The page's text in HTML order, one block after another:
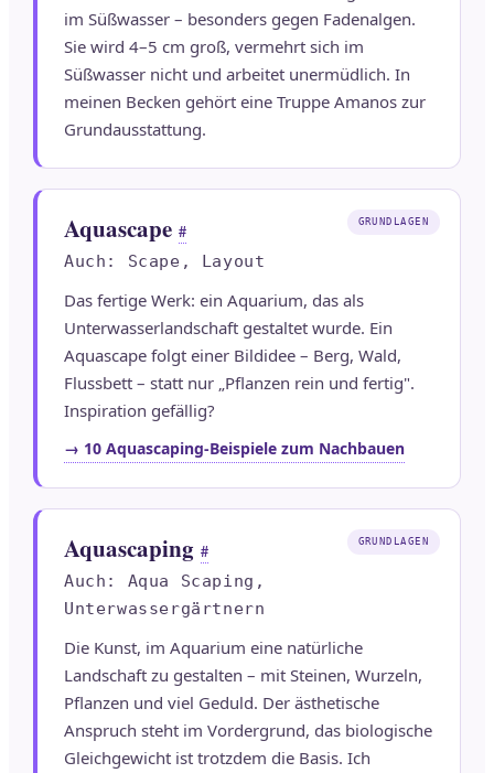
im Süßwasser – besonders gegen Fadenalgen.
Sie wird 4–5 cm groß, vermehrt sich im
Süßwasser nicht und arbeitet unermüdlich. In
meinen Becken gehört eine Truppe Amanos zur
Grundausstattung.
Aquascape #
Auch: Scape, Layout
Das fertige Werk: ein Aquarium, das als
Unterwasserlandschaft gestaltet wurde. Ein
Aquascape folgt einer Bildidee – Berg, Wald,
Flussbett – statt nur „Pflanzen rein und fertig".
Inspiration gefällig?
→ 10 Aquascaping-Beispiele zum Nachbauen
GRUNDLAGEN
Aquascaping #
Auch: Aqua Scaping,
Unterwassergärtnern
Die Kunst, im Aquarium eine natürliche
Landschaft zu gestalten – mit Steinen, Wurzeln,
Pflanzen und viel Geduld. Der ästhetische
Anspruch steht im Vordergrund, das biologische
Gleichgewicht ist trotzdem die Basis. Ich
GRUNDLAGEN